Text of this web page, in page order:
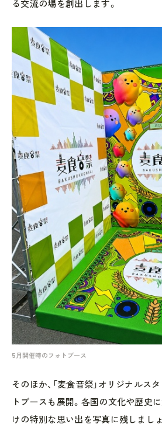
る交流の場を創出します。
5月開催時のフォトブース
そのほか、「麦食音祭」オリジナルス
トブースも展開。各国の文化や歴史
けの特別な思い出を写真に残しまし